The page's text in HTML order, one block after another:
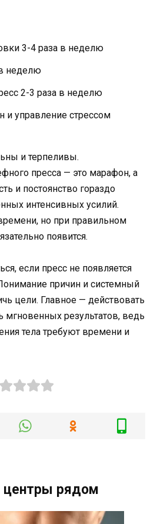
3-4 раза в неделю
неделю
2-3 раза в неделю
и управление стрессом
и терпеливы.
пресса — это марафон, а
и постоянство гораздо
интенсивных усилий.
но при правильном
появится.
если пресс не появляется
причин и системный
цели. Главное — действовать
мгновенных результатов, ведь
тела требуют времени и
центры рядом